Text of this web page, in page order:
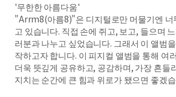
'무한한 아름다움'
"Arrm8(아름8)"은 디지털로만 머물기엔 너
고 있습니다. 직접 손에 쥐고, 보고, 들으며
러분과 나누고 싶었습니다. 그래서 이 앨범
작하고자 합니다. 이 피지컬 앨범을 통해 여
더욱 뜻깊게 공유하고, 공감하며, 가장 흔들
지치는 순간에 큰 힘과 위로가 됐으면 좋겠